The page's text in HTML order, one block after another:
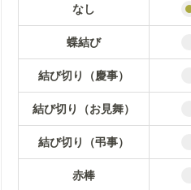
結
赤棒
なし
蝶結び
結び切り（慶事）
結び切り（お見舞）
結び切り（弔事）
赤棒